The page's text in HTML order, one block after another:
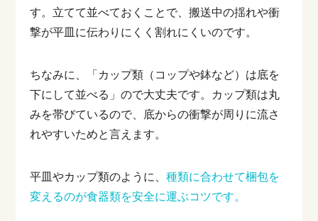
す。立てて並べておくことで、搬送中の揺れや衝
撃が平皿に伝わりにくく割れにくいのです。
ちなみに、「カップ類（コップや鉢など）は底を
下にして並べる」ので大丈夫です。カップ類は丸
みを帯びているので、底からの衝撃が周りに流さ
れやすいためと言えます。
平皿やカップ類のように、種類に合わせて梱包を
変えるのが食器類を安全に運ぶコツです。